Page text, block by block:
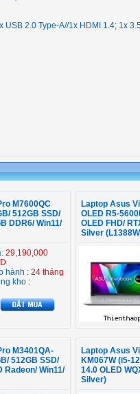
USB 2.0 Type-A//1x HDMI 1.4; 1x
M7600QC
512GB SSD/
DDR6/ Win11/
29,190,000
hành : 24 tháng
kho :
Laptop Asus
OLED R5-
OLED FHD/
Silver
M3401QA-
512GB SSD/
Radeon/ Win11/
Laptop Asus
KM067W (i5-
14.0 OLED
Silver)